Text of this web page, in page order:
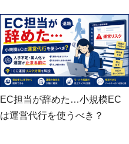
EC担当が辞めた…小規模EC
は運営代行を使うべき？